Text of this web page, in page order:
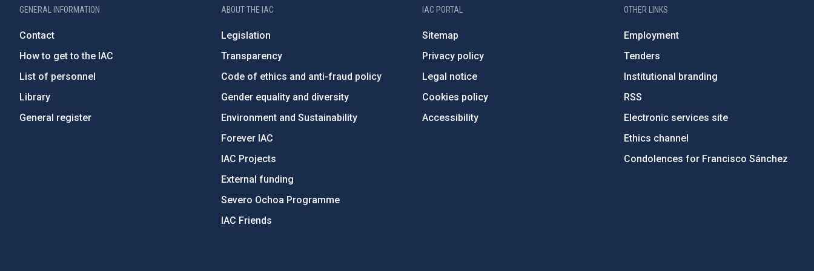
GENERAL INFORMATION
Contact
How to get to the IAC
List of personnel
Library
General register
ABOUT THE IAC
Legislation
Transparency
Code of ethics and anti-fraud policy
Gender equality and diversity
Environment and Sustainability
Forever IAC
IAC Projects
External funding
Severo Ochoa Programme
IAC Friends
IAC PORTAL
Sitemap
Privacy policy
Legal notice
Cookies policy
Accessibility
OTHER LINKS
Employment
Tenders
Institutional branding
RSS
Electronic services site
Ethics channel
Condolences for Francisco Sánchez